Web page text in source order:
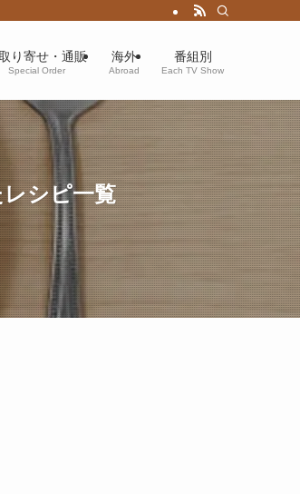
り寄せ・通販
Special Order
海外
Abroad
番組別
Each TV Show
シピ一覧